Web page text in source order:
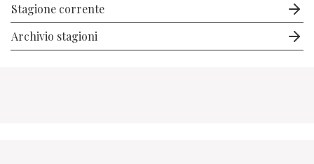
Stagione corrente
Archivio stagioni